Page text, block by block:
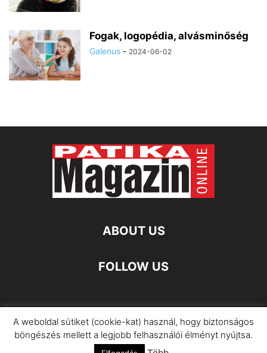
Fogak, logopédia, alvásminőség
Galenus - 2024-06-02
ABOUT US
FOLLOW US
Impresszum Adatkezelési Információ
A weboldal sütiket (cookie-kat) használ, hogy biztonságos
böngészés mellett a legjobb felhasználói élményt nyújtsa.